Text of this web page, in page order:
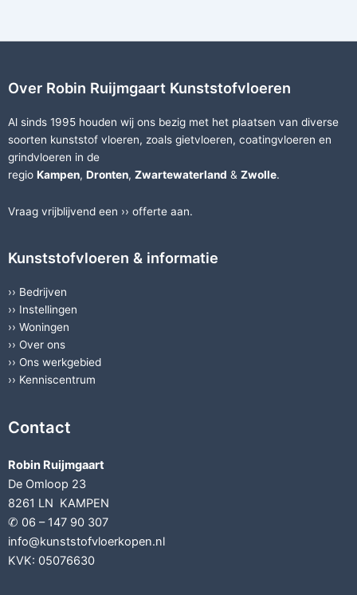
Over Robin Ruijmgaart Kunststofvloeren
Al sinds 1995 houden wij ons bezig met het plaatsen van diverse
soorten kunststof vloeren, zoals gietvloeren, coatingvloeren en
grindvloeren in de
regio Kampen, Dronten, Zwartewaterland & Zwolle.
Vraag vrijblijvend een ›› offerte aan.
Kunststofvloeren & informatie
›› Bedrijven
›› Instellingen
›› Woningen
›› Over ons
›› Ons werkgebied
›› Kenniscentrum
Contact
Robin Ruijmgaart
De Omloop 23
8261 LN KAMPEN
✆ 06 – 147 90 307
info@kunststofvloerkopen.nl
KVK: 05076630